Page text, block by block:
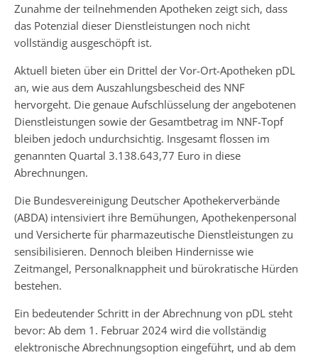
Zunahme der teilnehmenden Apotheken zeigt sich, dass
das Potenzial dieser Dienstleistungen noch nicht
vollständig ausgeschöpft ist.
Aktuell bieten über ein Drittel der Vor-Ort-Apotheken pDL
an, wie aus dem Auszahlungsbescheid des NNF
hervorgeht. Die genaue Aufschlüsselung der angebotenen
Dienstleistungen sowie der Gesamtbetrag im NNF-Topf
bleiben jedoch undurchsichtig. Insgesamt flossen im
genannten Quartal 3.138.643,77 Euro in diese
Abrechnungen.
Die Bundesvereinigung Deutscher Apothekerverbände
(ABDA) intensiviert ihre Bemühungen, Apothekenpersonal
und Versicherte für pharmazeutische Dienstleistungen zu
sensibilisieren. Dennoch bleiben Hindernisse wie
Zeitmangel, Personalknappheit und bürokratische Hürden
bestehen.
Ein bedeutender Schritt in der Abrechnung von pDL steht
bevor: Ab dem 1. Februar 2024 wird die vollständig
elektronische Abrechnungsoption eingeführt, und ab dem